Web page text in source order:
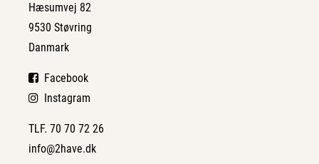
Hæsumvej 82
9530 Støvring
Danmark
Facebook
Instagram
TLF. 70 70 72 26
info@2have.dk